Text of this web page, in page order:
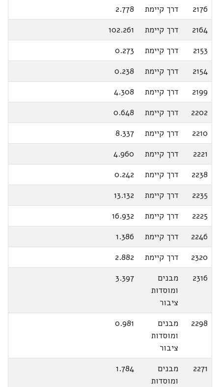
2176
דרך קיימת
2.778
2164
דרך קיימת
102.261
2153
דרך קיימת
0.273
2154
דרך קיימת
0.238
2199
דרך קיימת
4.308
2202
דרך קיימת
0.648
2210
דרך קיימת
8.337
2221
דרך קיימת
4.960
2238
דרך קיימת
0.242
2235
דרך קיימת
13.132
2225
דרך קיימת
16.932
2246
דרך קיימת
1.386
2320
דרך קיימת
2.882
2316
מבנים
ומוסדות
ציבור
3.397
2298
מבנים
ומוסדות
ציבור
0.981
2271
מבנים
ומוסדות
1.784